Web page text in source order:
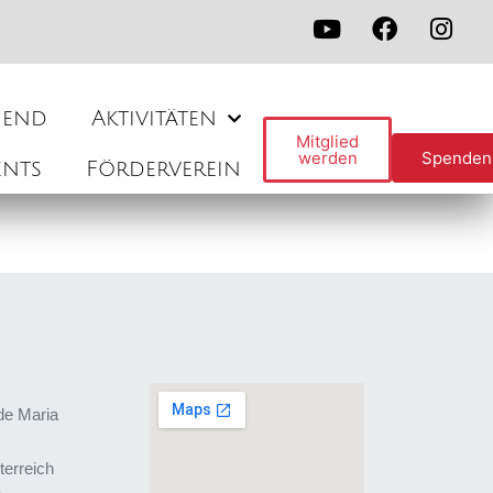
Aktivitäten
Förderverein
Mitglied
werden Spenden
Maria